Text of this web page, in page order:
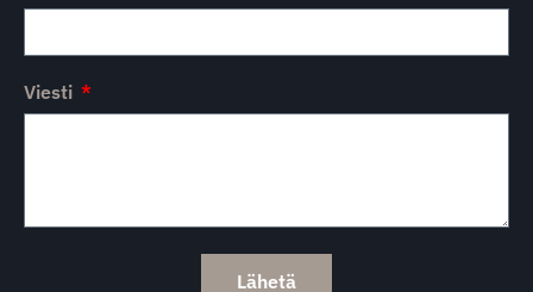
Viesti
Lähetä